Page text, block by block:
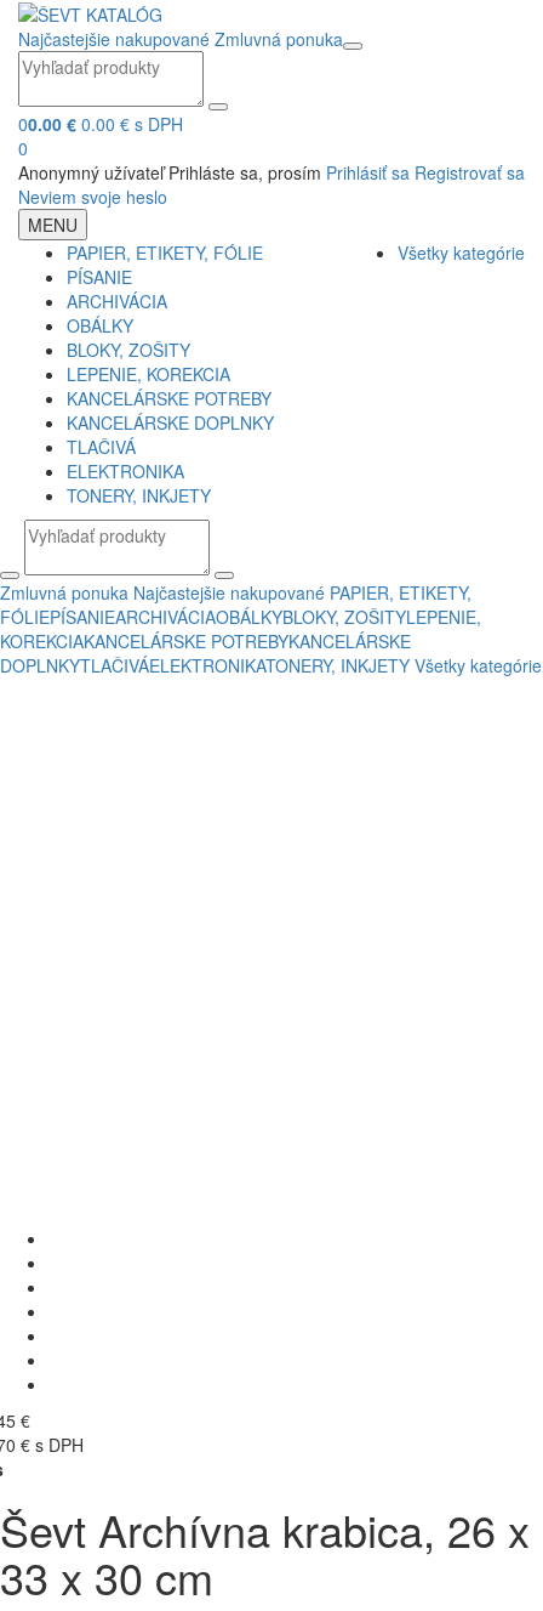
Najčastejšie nakupované Zmluvná ponuka
00.00 € 0.00 € s DPH
0
Anonymný užívateľ Prihláste sa, prosím Prihlásiť sa Registrovať sa
Neviem svoje heslo
MENU
PAPIER, ETIKETY, FÓLIE
PÍSANIE
ARCHIVÁCIA
OBÁLKY
BLOKY, ZOŠITY
LEPENIE, KOREKCIA
KANCELÁRSKE POTREBY
KANCELÁRSKE DOPLNKY
TLAČIVÁ
ELEKTRONIKA
TONERY, INKJETY
Všetky kategórie
Zmluvná ponuka Najčastejšie nakupované PAPIER, ETIKETY,
FÓLIEPÍSANIEARCHIVÁCIAOBÁLKYBLOKY, ZOŠITYLEPENIE,
KOREKCIAKANCELÁRSKE POTREBYKANCELÁRSKE
DOPLNKYTLAČIVÁELEKTRONIKATONERY, INKJETY Všetky kategórie
€
€ s DPH
Ševt Archívna krabica, 26 x
33 x 30 cm